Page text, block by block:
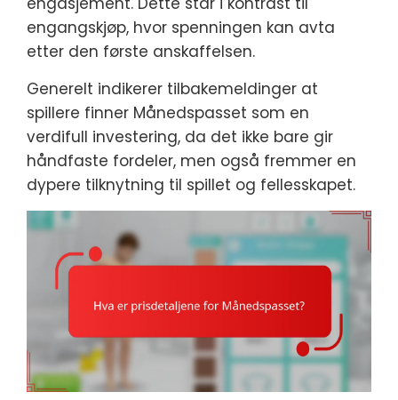
engangskjøp, hvor spenningen kan avta
etter den første anskaffelsen.
Generelt indikerer tilbakemeldinger at
spillere finner Månedspasset som en
verdifull investering, da det ikke bare gir
håndfaste fordeler, men også fremmer en
dypere tilknytning til spillet og fellesskapet.